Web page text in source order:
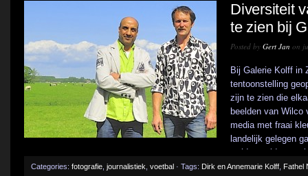
Diversiteit
te zien bij
Posted by Gert Jan on
Bij Galerie Kolff in
tentoonstelling
zijn te zien die
beelden van Wilco
media met fraai
landelijk gelegen
weidse
Categories: fotografie journalistiek voetbal · Tags: Dirk en Annemarie Kolff Fathel